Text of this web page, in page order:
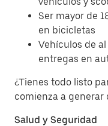
Ser mayor de
en bicicletas
Vehículos de
entregas en
¿Tienes todo listo
comienza a generar
Salud y Seguridad